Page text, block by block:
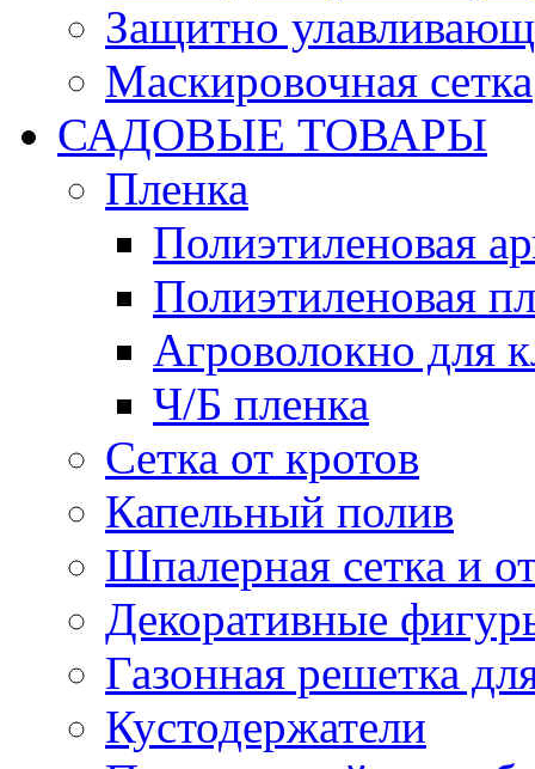
Защитно
Маскировочная сетка
САДОВЫЕ ТОВАРЫ
Пленка
Полиэтиленовая
Полиэтиленовая
Агроволокно для
Ч/Б пленка
Сетка от кротов
Капельный полив
Шпалерная сетка и
Декоративные
Газонная решетка
Кустодержатели